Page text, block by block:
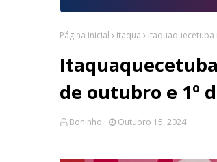
Página inicial itaqua
de outubro e 1º
Boninho Outubro 15, 2024